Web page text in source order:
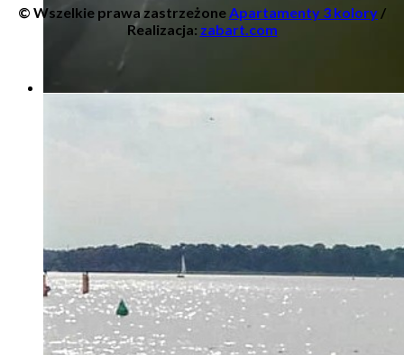
© Wszelkie prawa zastrzeżone Apartamenty 3 kolory /
Realizacja: zabart.com